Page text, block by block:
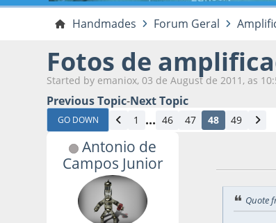
Handmades Forum Geral
Fotos de
Started by emaniox, 03 de August de 2011, as
Previous Topic-Next Topic
GO DOWN 1 ... 46 47 48 49
Antonio de
Campos Junior
Quote